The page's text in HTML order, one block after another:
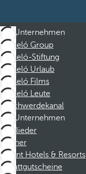
Unternehmen
Barceló Group
Barceló-Stiftung
Barceló Urlaub
Barceló Films
Barceló Leute
Beschwerdekanal
Unternehmen
Mitglieder
Partner
Dorint Hotels & Resorts
Rabattgutscheine